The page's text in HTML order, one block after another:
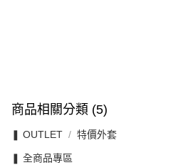
商品相關分類 (5)
❚ OUTLET 特價外套
❚ 全商品專區